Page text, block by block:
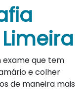
Limeira
exame que tem
e colher
de maneira mais